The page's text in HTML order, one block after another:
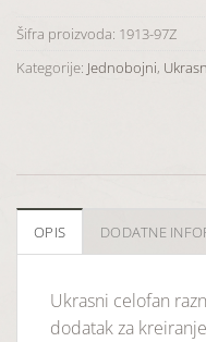
Šifra proizvoda: 1913-97Z
Kategorije: Jednobojni,
OPIS DODATNE
Ukrasni celofan
dodatak za